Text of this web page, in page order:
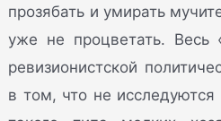
прозябать и умирать
уже не процветать. Весь
ревизионистской
в том, что не